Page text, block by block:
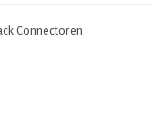
Connectoren